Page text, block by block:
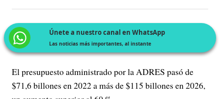
Únete a nuestro canal en WhatsApp
Las noticias más importantes, al instante
El presupuesto administrado por la ADRES pasó de
$71,6 billones en 2022 a más de $115 billones en 2026,